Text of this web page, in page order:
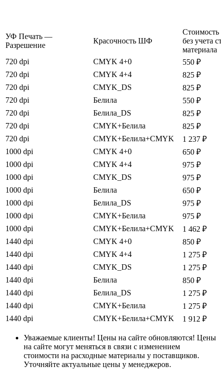
УФ Печать —
Разрешение
Красочность ШФ
Стоимость
без учета
материала
720 dpi
CMYK 4+0
550 ₽
720 dpi
CMYK 4+4
825 ₽
720 dpi
CMYK_DS
825 ₽
720 dpi
Белила
550 ₽
720 dpi
Белила_DS
825 ₽
720 dpi
CMYK+Белила
825 ₽
720 dpi
CMYK+Белила+CMYK
1 237 ₽
1000 dpi
CMYK 4+0
650 ₽
1000 dpi
CMYK 4+4
975 ₽
1000 dpi
CMYK_DS
975 ₽
1000 dpi
Белила
650 ₽
1000 dpi
Белила_DS
975 ₽
1000 dpi
CMYK+Белила
975 ₽
1000 dpi
CMYK+Белила+CMYK
1 462 ₽
1440 dpi
CMYK 4+0
850 ₽
1440 dpi
CMYK 4+4
1 275 ₽
1440 dpi
CMYK_DS
1 275 ₽
1440 dpi
Белила
850 ₽
1440 dpi
Белила_DS
1 275 ₽
1440 dpi
CMYK+Белила
1 275 ₽
1440 dpi
CMYK+Белила+CMYK 1 912 ₽
Уважаемые клиенты! Цены на сайте обновляются! Цены
на сайте могут меняться в связи с изменением
стоимости на расходные материалы у поставщиков.
Уточняйте актуальные цены у менеджеров.